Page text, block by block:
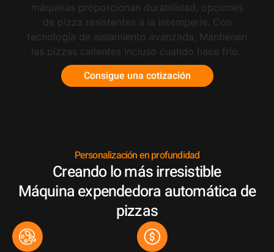
máquinas proporcionan durabilidad, opciones
de pizza resistentes a la intemperie. Con
tecnología de aislamiento avanzada, Mantienen
las pizzas calientes incluso cuando hace frío..
Consigue una cotización
Personalización en profundidad
Creando lo más irresistible
Máquina expendedora automática de
pizzas